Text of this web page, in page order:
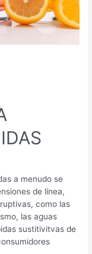
a menudo se
de línea,
como las
las aguas
sustitivitvas de